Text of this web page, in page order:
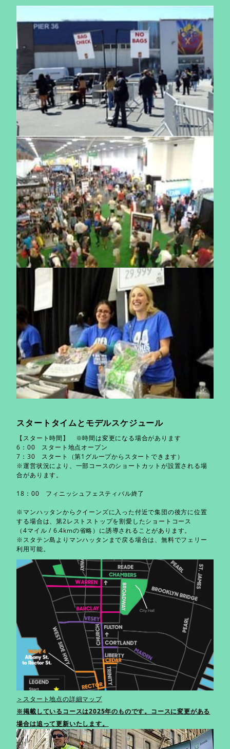
スタートタイムと​モデルスケジュール
【スタート時間】 ※時間は変更になる場合があります
6：00 スタート地点オープン
7：30 スタート（第1グループからスタートできます）
※運営状況により、一部コースのショートカットが設置される場
合があります。
18：00 フィニッシュフェスティバル終了
※マンハッタンからクイーンズに入った付近で集団の後方に位置
する場合は、第2レストストップを割愛したショートコース
（4マイル / 6.4kmの省略）に誘導されることがあります。
※スタテン島よりマンハッタンまで戻る場合は、無料でフェリー
利用可能。
＞スタート地点の詳細マップ
※掲載しているコースは2025年のものです。コースに変更がある
場合は追って更新いたします。